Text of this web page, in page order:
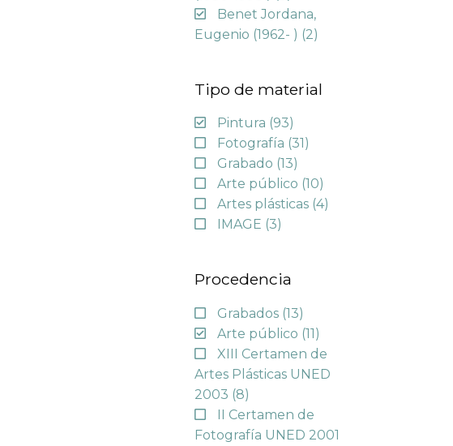
Benet Jordana,
Eugenio (1962- ) (2)
Tipo de material
Pintura (93)
Fotografía (31)
Grabado (13)
Arte público (10)
Artes plásticas (4)
IMAGE (3)
Procedencia
Grabados (13)
Arte público (11)
XIII Certamen de
Artes Plásticas UNED
2003 (8)
II Certamen de
Fotografía UNED 2001